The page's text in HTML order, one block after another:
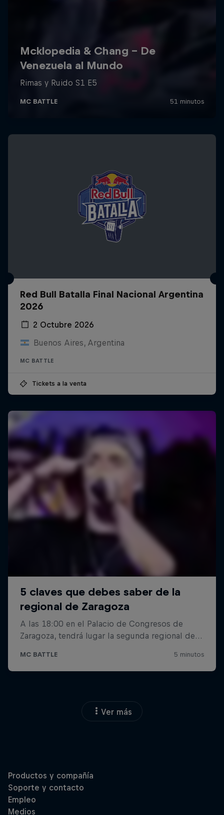
Red Bull Batalla Final Nacional Argentina
2026
2 Octubre 2026
Buenos Aires, Argentina
MC BATTLE
Tickets a la venta
Ver más